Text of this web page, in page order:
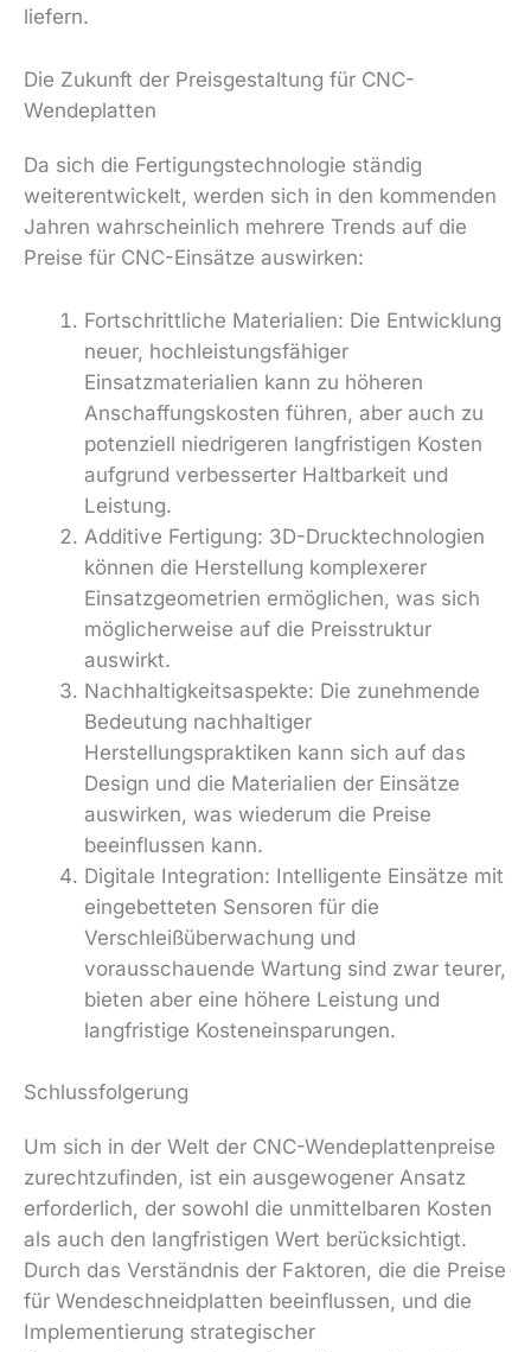
liefern.
Die Zukunft der Preisgestaltung für CNC-
Wendeplatten
Da sich die Fertigungstechnologie ständig
weiterentwickelt, werden sich in den kommenden
Jahren wahrscheinlich mehrere Trends auf die
Preise für CNC-Einsätze auswirken:
Fortschrittliche Materialien: Die Entwicklung
neuer, hochleistungsfähiger
Einsatzmaterialien kann zu höheren
Anschaffungskosten führen, aber auch zu
potenziell niedrigeren langfristigen Kosten
aufgrund verbesserter Haltbarkeit und
Leistung.
Additive Fertigung: 3D-Drucktechnologien
können die Herstellung komplexerer
Einsatzgeometrien ermöglichen, was sich
möglicherweise auf die Preisstruktur
auswirkt.
Nachhaltigkeitsaspekte: Die zunehmende
Bedeutung nachhaltiger
Herstellungspraktiken kann sich auf das
Design und die Materialien der Einsätze
auswirken, was wiederum die Preise
beeinflussen kann.
Digitale Integration: Intelligente Einsätze mit
eingebetteten Sensoren für die
Verschleißüberwachung und
vorausschauende Wartung sind zwar teurer,
bieten aber eine höhere Leistung und
langfristige Kosteneinsparungen.
Schlussfolgerung
Um sich in der Welt der CNC-Wendeplattenpreise
zurechtzufinden, ist ein ausgewogener Ansatz
erforderlich, der sowohl die unmittelbaren Kosten
als auch den langfristigen Wert berücksichtigt.
Durch das Verständnis der Faktoren, die die Preise
für Wendeschneidplatten beeinflussen, und die
Implementierung strategischer